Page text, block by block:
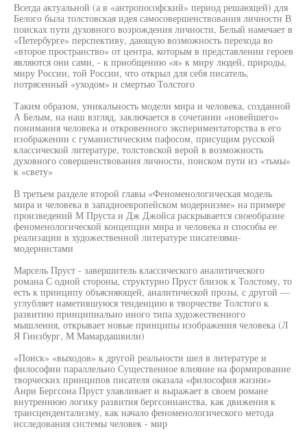
Всегда актуальной (а в «антропософский» период решающей) для
Белого была толстовская идея самосовершенствования личности В
поисках пути духовного возрождения личности, Белый намечает в
«Петербурге» перспективу, дающую возможность перехода во
«второе пространство» от центра, которым в представлении героев
являются они сами, - к приобщению «я» к миру людей, природы,
миру России, той России, что открыл для себя писатель,
потрясенный «уходом» и смертью Толстого
Таким образом, уникальность модели мира и человека, созданной
А Белым, на наш взгляд, заключается в сочетании «новейшего»
понимания человека и откровенного экспериментаторства в его
изображении с гуманистическим пафосом, присущим русской
классической литературе, толстовской верой в возможность
духовного совершенствования личности, поиском пути из «тьмы»
к «свету»
В третьем разделе второй главы «Феноменологическая модель
мира и человека в западноевропейском модернизме» на примере
произведений М Пруста и Дж Джойса раскрывается своеобразие
феноменологической концепции мира и человека и способы ее
реализации в художественной литературе писателями-
модернистами
Марсель Пруст - завершитель классического аналитического
романа С одной стороны, структурно Пруст близок к Толстому, то
есть к принципу объясняющей, аналитической прозы, с другой —
углубляет наметившуюся тенденцию в творчестве Толстого к
развитию принципиально иного типа художественного
мышления, открывает новые принципы изображения человека (Л
Я Гинзбург, М Мамардашвили)
«Поиск» «выходов» к другой реальности шел в литературе и
философии параллельно Существенное влияние на формирование
творческих принципов писателя оказала «философия жизни»
Анри Бергсона Пруст улавливает и выражает в своем романе
внутреннюю логику развития бергсонианства, как движения к
трансцендентализму, как начало феноменологического метода
исследования системы человек - мир